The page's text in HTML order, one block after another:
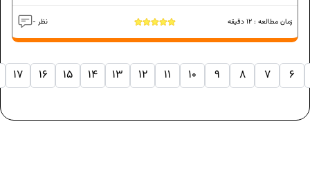
- نظر زمان مطالعه : 12 دقیقه
6
7
8
9
10
11
12
13
14
15
16
17